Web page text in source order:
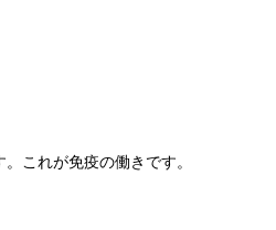
これが免疫の働きです。